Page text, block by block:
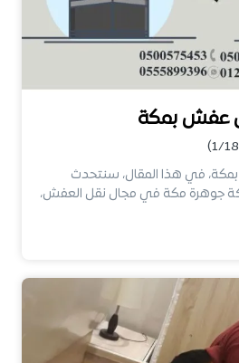
عفش بمكة
في هذا المقال، سنتحدث
جوهرة مكة في مجال نقل العفش،